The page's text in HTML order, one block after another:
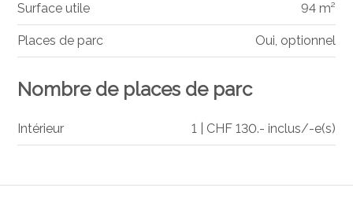
Surface utile 94 m²
Places de parc Oui, optionnel
Nombre de places de parc
Intérieur 1 | CHF 130.- inclus/-e(s)